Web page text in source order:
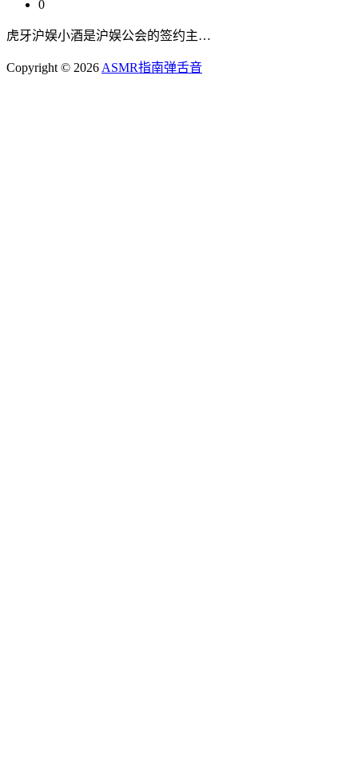
0
虎牙沪娱小酒是沪娱公会的签约主…
Copyright © 2026 ASMR指南弹舌音